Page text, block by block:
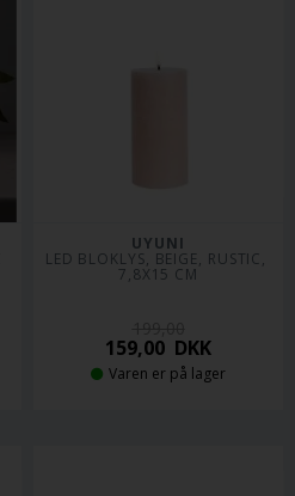
UYUNI
LED BLOKLYS, BEIGE, RUSTIC,
7,8X15 CM
159,00 DKK
Varen er på lager